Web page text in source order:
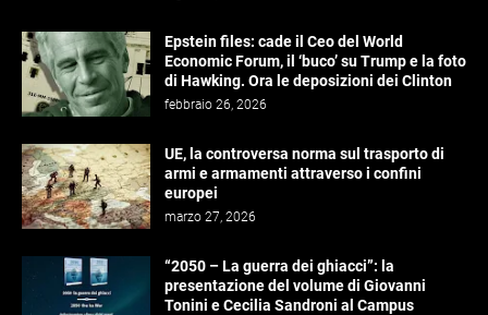
Epstein files: cade il Ceo del World
Economic Forum, il ‘buco’ su Trump e la foto
di Hawking. Ora le deposizioni dei Clinton
febbraio 26, 2026
UE, la controversa norma sul trasporto di
armi e armamenti attraverso i confini
europei
marzo 27, 2026
“2050 – La guerra dei ghiacci”: la
presentazione del volume di Giovanni
Tonini e Cecilia Sandroni al Campus